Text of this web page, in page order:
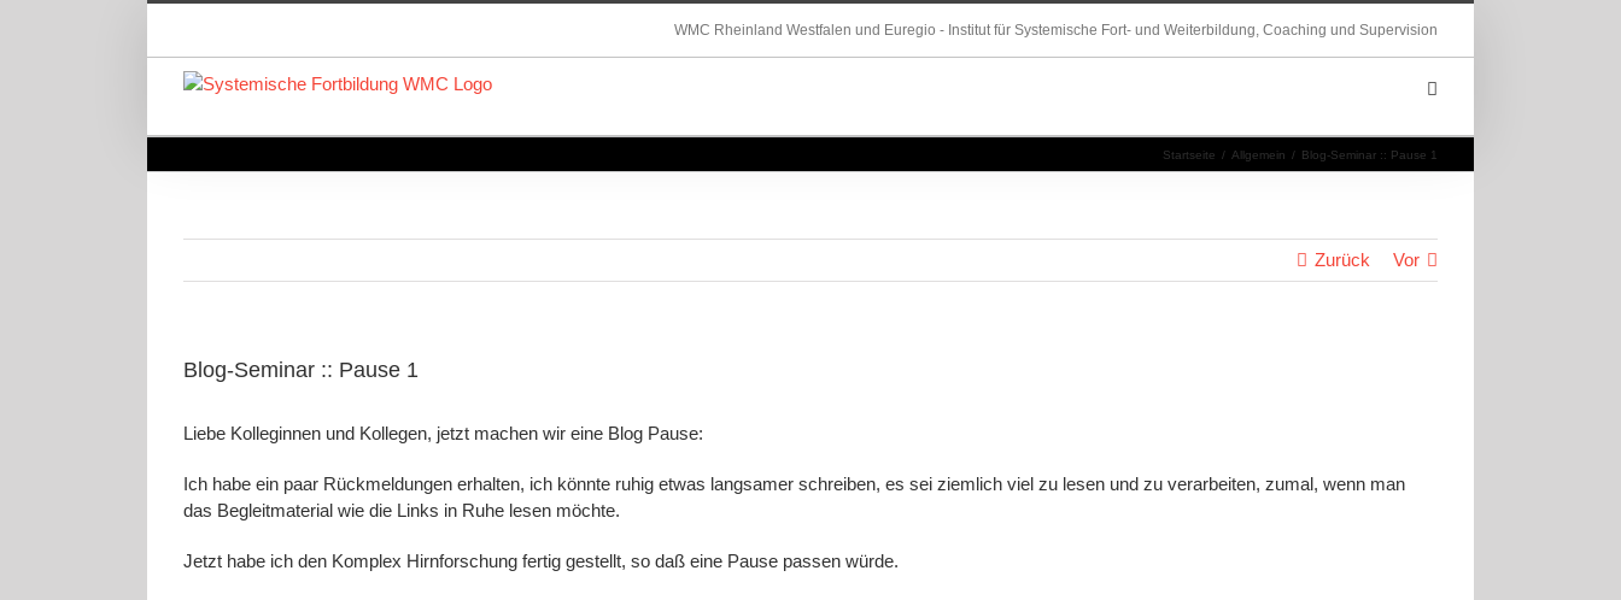
WMC Rheinland Westfalen und Euregio - Institut für Systemische Fort- und Weiterbildung, Coaching und Supervision
Startseite / Allgemein / Blog-Seminar :: Pause 1
Zurück Vor
Blog-Seminar :: Pause 1
Liebe Kolleginnen und Kollegen, jetzt machen wir eine Blog Pause:
Ich habe ein paar Rückmeldungen erhalten, ich könnte ruhig etwas langsamer schreiben, es sei ziemlich viel zu lesen und zu verarbeiten, zumal, wenn man
das Begleitmaterial wie die Links in Ruhe lesen möchte.
Jetzt habe ich den Komplex Hirnforschung fertig gestellt, so daß eine Pause passen würde.